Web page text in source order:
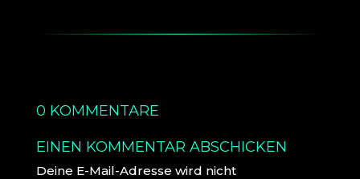
0 KOMMENTARE
EINEN KOMMENTAR ABSCHICKEN
Deine E-Mail-Adresse wird nicht